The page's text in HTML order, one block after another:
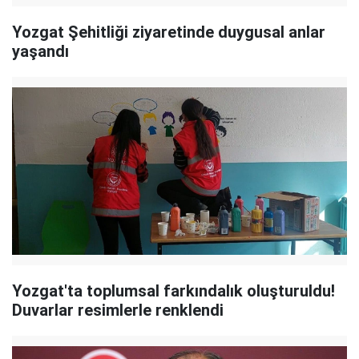
Yozgat Şehitliği ziyaretinde duygusal anlar
yaşandı
Yozgat'ta toplumsal farkındalık oluşturuldu!
Duvarlar resimlerle renklendi